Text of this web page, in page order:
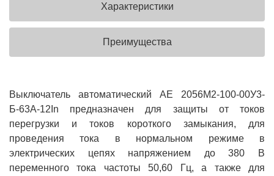
Характеристики
Преимущества
Выключатель автоматический АЕ 2056M2-100-00У3-
Б-63А-12In предназначен для защиты от токов
перегрузки и токов короткого замыкания, для
проведения тока в нормальном режиме в
электрических цепях напряжением до 380 В
переменного тока частоты 50,60 Гц, а также для